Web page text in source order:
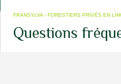
FRANSYLVA - FORESTIERS PRIVÉS EN
Questions